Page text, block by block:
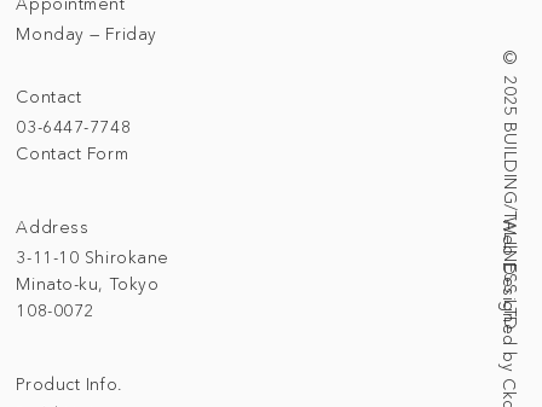
Address
3-11-10 Shirokane
Minato-ku, Tokyo
108-0072
© 2025 BUILDING/TALLNESS LTD.
Contact
03-6447-7748
Contact Form
Monday — Friday
Product Info.